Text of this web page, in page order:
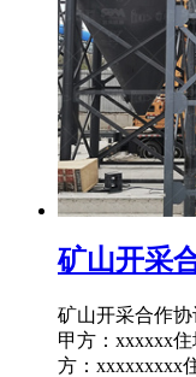
矿山开采
矿山开采合作
甲方：xxxxxx
方：xxxxxxxxx